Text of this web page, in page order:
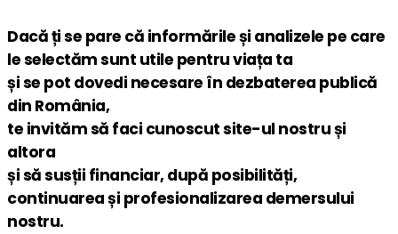
Dacă ți se pare că informările și analizele pe care
le selectăm sunt utile pentru viața ta
și se pot dovedi necesare în dezbaterea publică
din România,
te invităm să faci cunoscut site-ul nostru și
altora
și să susții financiar, după posibilități,
continuarea și profesionalizarea demersului
nostru.